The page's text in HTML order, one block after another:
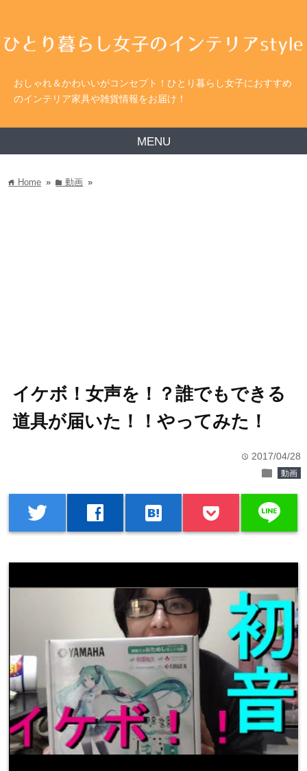
おしゃれ＆かわいいがコンセプト！ひとり暮らし女子におすすめ
のインテリア家具や雑貨情報をお届け！
MENU
home Home » folder動画 »
イケボ！女声を！？誰でもできる
道具が届いた！！やってみた！
time 2017/04/28
folder 動画
twitter facebook hatenabookmark line